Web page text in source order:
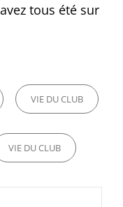
tous été sur
VIE DU CLUB
VIE DU CLUB